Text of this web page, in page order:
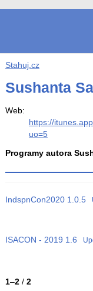
Stahuj.cz
Sushanta
Web:
https://
uo=5
Programy autora
IndspnCon2020 1.0.5
ISACON - 2019 1.6
1–2/ 2